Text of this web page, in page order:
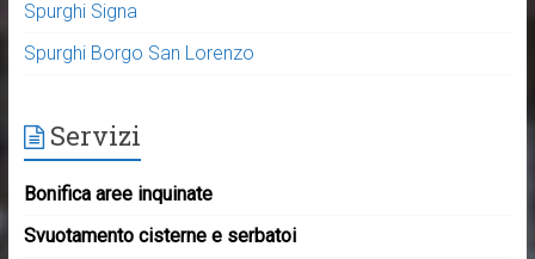
Spurghi Signa
Spurghi Borgo San Lorenzo
Servizi
Bonifica aree inquinate
Svuotamento cisterne e serbatoi